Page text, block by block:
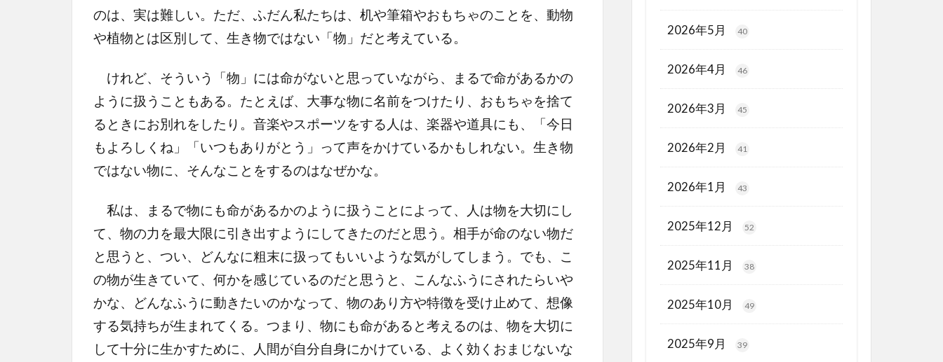
のは、実は難しい。ただ、ふだん私たちは、机や筆箱やおもちゃのことを、動物
や植物とは区別して、生き物ではない「物」だと考えている。
けれど、そういう「物」には命がないと思っていながら、まるで命があるかの
ように扱うこともある。たとえば、大事な物に名前をつけたり、おもちゃを捨て
るときにお別れをしたり。音楽やスポーツをする人は、楽器や道具にも、「今日
もよろしくね」「いつもありがとう」って声をかけているかもしれない。生き物
ではない物に、そんなことをするのはなぜかな。
私は、まるで物にも命があるかのように扱うことによって、人は物を大切にし
て、物の力を最大限に引き出すようにしてきたのだと思う。相手が命のない物だ
と思うと、つい、どんなに粗末に扱ってもいいような気がしてしまう。でも、こ
の物が生きていて、何かを感じているのだと思うと、こんなふうにされたらいや
かな、どんなふうに動きたいのかなって、物のあり方や特徴を受け止めて、想像
する気持ちが生まれてくる。つまり、物にも命があると考えるのは、物を大切に
して十分に生かすために、人間が自分自身にかけている、よく効くおまじないな
2026年5月 40
2026年4月 46
2026年3月 45
2026年2月 41
2026年1月 43
2025年12月 52
2025年11月 38
2025年10月 49
2025年9月 39